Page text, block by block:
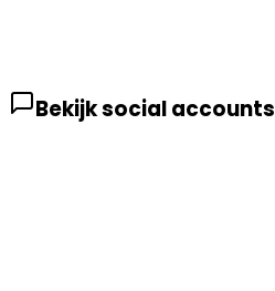
Bekijk social accounts